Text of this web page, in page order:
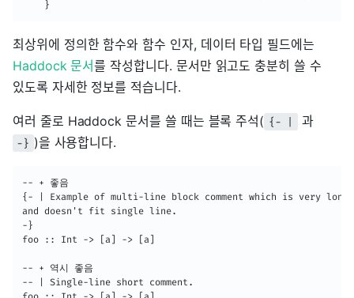
    }
최상위에 정의한 함수와 함수 인자, 데이터 타입 필드에는
Haddock 문서를 작성합니다. 문서만 읽고도 충분히 쓸 수
있도록 자세한 정보를 적습니다.
여러 줄로 Haddock 문서를 쓸 때는 블록 주석( {- | 과
-} )을 사용합니다.
-- + 좋음
{- | Example of multi-line block comment which is very long
and doesn't fit single line.
-}
foo :: Int -> [a] -> [a]
-- + 역시 좋음
-- | Single-line short comment.